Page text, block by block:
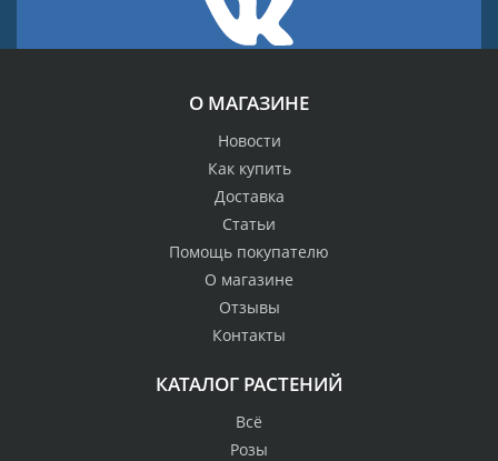
О МАГАЗИНЕ
Новости
Как купить
Доставка
Статьи
Помощь покупателю
О магазине
Отзывы
Контакты
КАТАЛОГ РАСТЕНИЙ
Всё
Розы